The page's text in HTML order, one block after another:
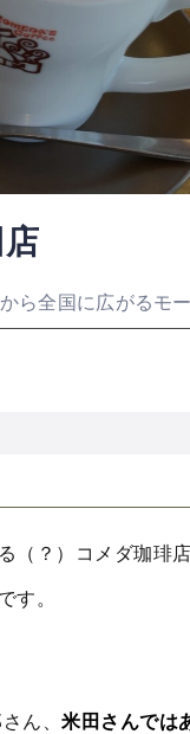
ら全国に広がるモ
（？）コメダ珈琲
す。
ん、 米田さんでは